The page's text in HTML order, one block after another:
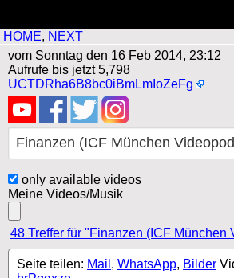
HOME, NEXT
vom Sonntag den 16 Feb 2014, 23:12
Aufrufe bis jetzt 5,798
UCTDRha6B8bc0iBmLmIoZeFg
only available videos
Meine Videos/Musik
48 Treffer für "Finanzen (ICF München
Seite teilen: Mail , WhatsApp, Bilder